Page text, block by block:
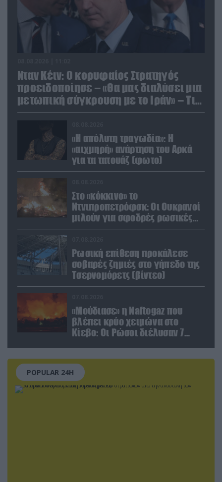
Νταν Κέιν: Ο κορυφαίος Στρατηγός
προειδοποίησε – «Θα μας διαλύσει μια
μετωπική σύγκρουση με το Ιράν» – Τι
πρότεινε
«Η απόλυτη τραγωδία»: Η
«αιχμηρή» ανάρτηση του Αρκά
για τα τατουάζ (φωτο)
Στο «κόκκινο» το
Ντνιπροπετρόφσκ: Οι Ουκρανοί
μιλούν για σφοδρές ρωσικές
επιθέσεις σε όλη την
Ρωσική επίθεση προκάλεσε
σοβαρές ζημιές στο γήπεδο της
Τσερνομόρετς (βίντεο)
«Μούδιασε» η Naftogaz που
βλέπει κρύο χειμώνα στο
Κίεβο: Οι Ρώσοι διέλυσαν 7
POPULAR 24H